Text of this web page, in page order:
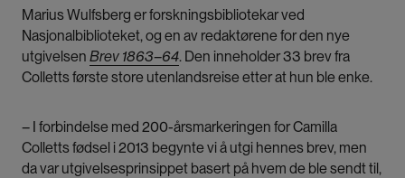
Marius Wulfsberg er forskningsbibliotekar ved
Nasjonalbiblioteket, og en av redaktørene for den nye
utgivelsen Brev 1863–64. Den inneholder 33 brev fra
Colletts første store utenlandsreise etter at hun ble enke.
– I forbindelse med 200-årsmarkeringen for Camilla
Colletts fødsel i 2013 begynte vi å utgi hennes brev, men
da var utgivelsesprinsippet basert på hvem de ble sendt til,